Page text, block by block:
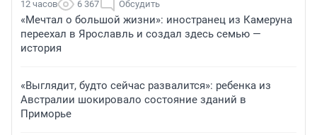
12 часов 6 367 Обсудить
«Мечтал о большой жизни»: иностранец из Камеруна
переехал в Ярославль и создал здесь семью —
история
«Выглядит, будто сейчас развалится»: ребенка из
Австралии шокировало состояние зданий в
Приморье